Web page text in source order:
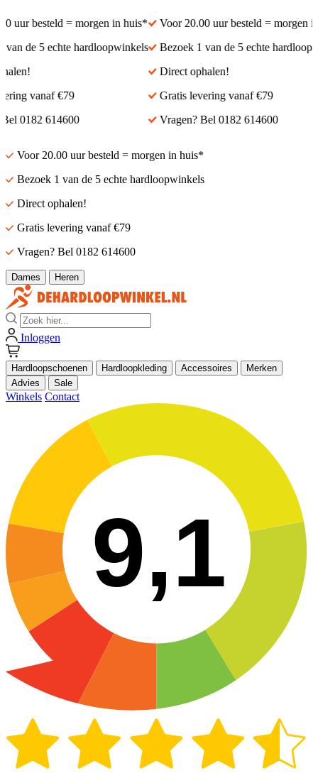
uur besteld = morgen in huis*
de 5 echte hardloopwinkels
vanaf €79
0182 614600
Voor 20.00 uur besteld = morgen
Bezoek 1 van de 5 echte
Direct ophalen!
Gratis levering vanaf €79
Vragen? Bel 0182 614600
Voor 20.00 uur besteld = morgen in huis*
Bezoek 1 van de 5 echte hardloopwinkels
Direct ophalen!
Gratis levering vanaf €79
Vragen? Bel 0182 614600
Dames Heren
Zoek
Inloggen
Hardloopschoenen Hardloopkleding Accessoires
Merken
Advies
Sale
Winkels Contact
9,1